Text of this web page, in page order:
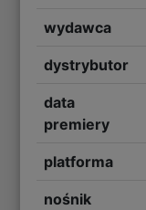
wydawca
dystrybutor
data
premiery
platforma
nośnik